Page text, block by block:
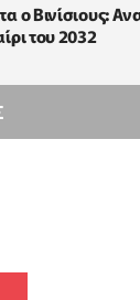
ο Βινίσιους:
του 2032